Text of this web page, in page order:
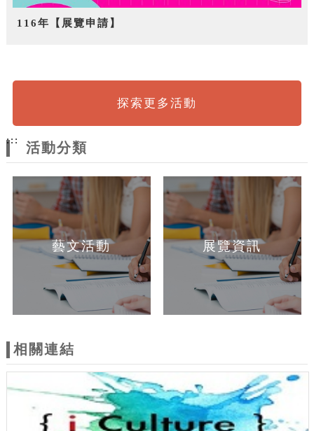
116年【展覽申請】
探索更多活動
:::
活動分類
藝文活動 展覽資訊
相關連結